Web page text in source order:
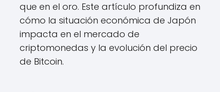
que en el oro. Este artículo profundiza en
cómo la situación económica de Japón
impacta en el mercado de
criptomonedas y la evolución del precio
de Bitcoin.